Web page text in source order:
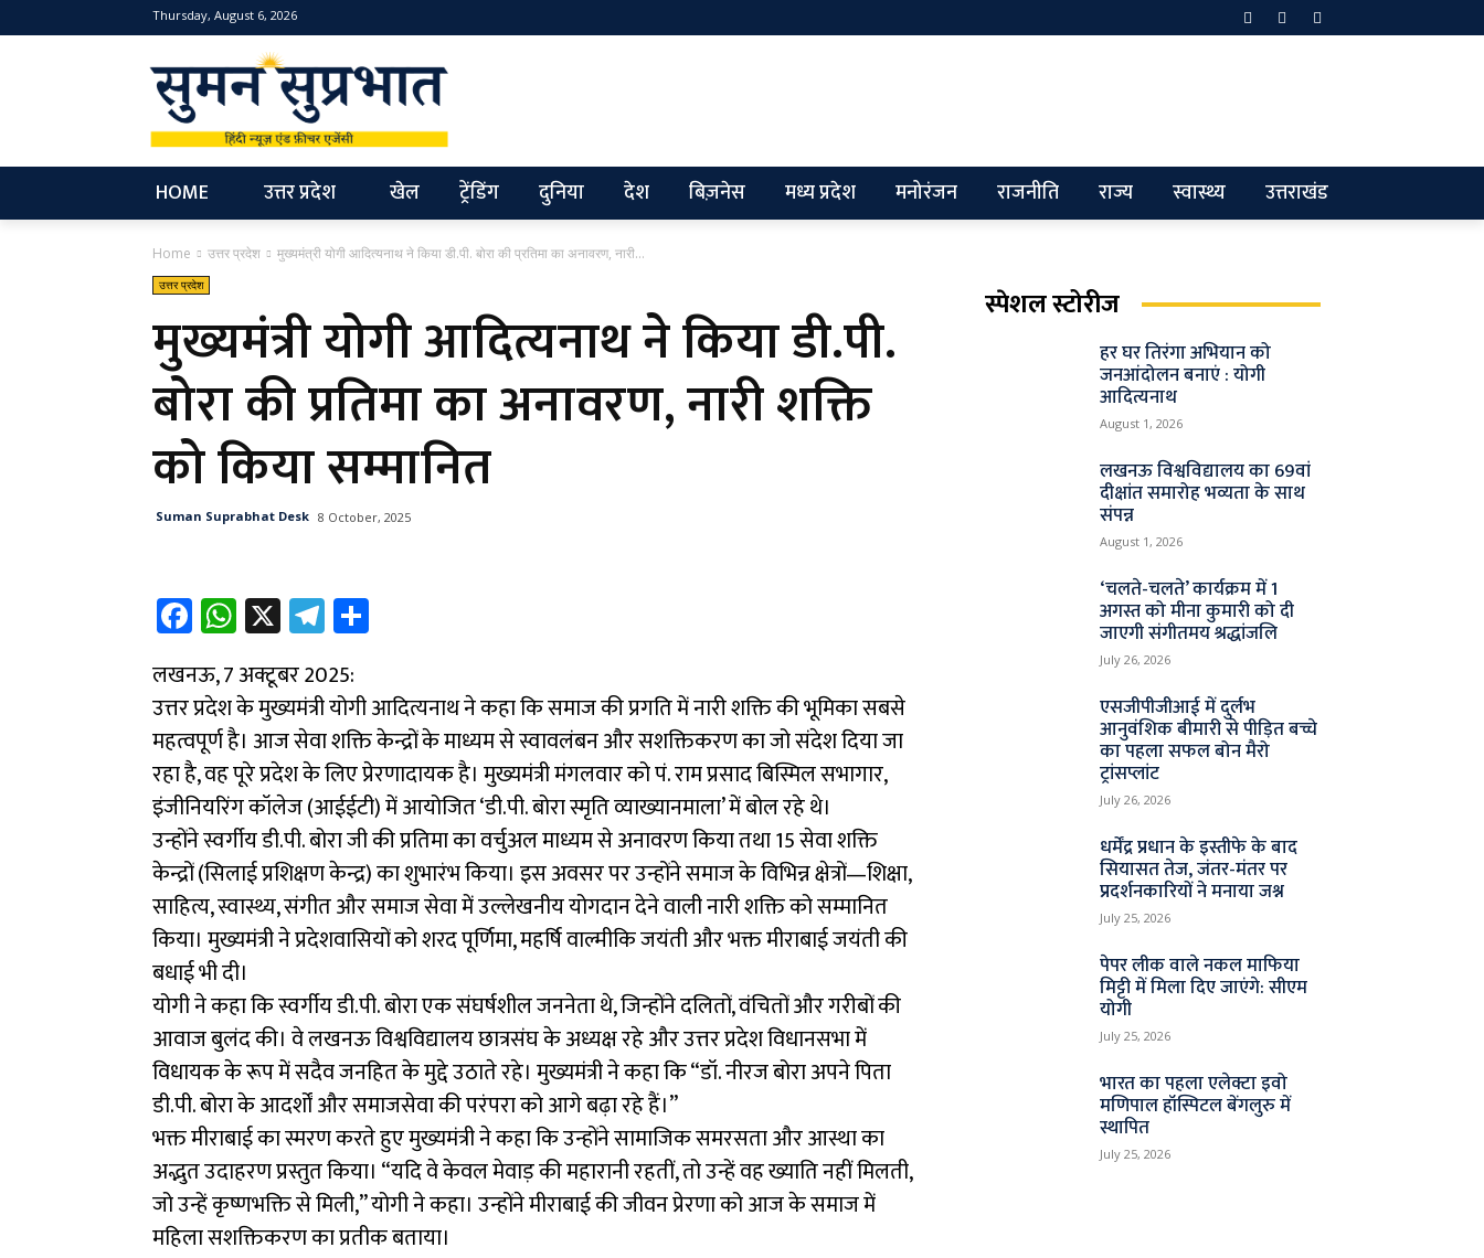
Thursday, August 6, 2026
HOME उत्तर प्रदेश खेल ट्रेंडिंग दुनिया देश बिज़नेस मध्य प्रदेश मनोरंजन राजनीति राज्य स्वास्थ्य उत्तराखंड
Home उत्तर प्रदेश मुख्यमंत्री योगी आदित्यनाथ ने किया डी.पी. बोरा की प्रतिमा का अनावरण, नारी...
उत्तर प्रदेश
मुख्यमंत्री योगी आदित्यनाथ ने किया डी.पी.
बोरा की प्रतिमा का अनावरण, नारी शक्ति
को किया सम्मानित
Suman Suprabhat Desk 8 October, 2025
Fa
ce
b
o
ok
W
h
at
sA
p
p
X Te
le
gr
a
m
e
लखनऊ, 7 अक्टूबर 2025:
उत्तर प्रदेश के मुख्यमंत्री योगी आदित्यनाथ ने कहा कि समाज की प्रगति में नारी शक्ति की भूमिका सबसे
महत्वपूर्ण है। आज सेवा शक्ति केन्द्रों के माध्यम से स्वावलंबन और सशक्तिकरण का जो संदेश दिया जा
रहा है, वह पूरे प्रदेश के लिए प्रेरणादायक है। मुख्यमंत्री मंगलवार को पं. राम प्रसाद बिस्मिल सभागार,
इंजीनियरिंग कॉलेज (आईईटी) में आयोजित ‘डी.पी. बोरा स्मृति व्याख्यानमाला’ में बोल रहे थे।
उन्होंने स्वर्गीय डी.पी. बोरा जी की प्रतिमा का वर्चुअल माध्यम से अनावरण किया तथा 15 सेवा शक्ति
केन्द्रों (सिलाई प्रशिक्षण केन्द्र) का शुभारंभ किया। इस अवसर पर उन्होंने समाज के विभिन्न क्षेत्रों—शिक्षा,
साहित्य, स्वास्थ्य, संगीत और समाज सेवा में उल्लेखनीय योगदान देने वाली नारी शक्ति को सम्मानित
किया। मुख्यमंत्री ने प्रदेशवासियों को शरद पूर्णिमा, महर्षि वाल्मीकि जयंती और भक्त मीराबाई जयंती की
बधाई भी दी।
योगी ने कहा कि स्वर्गीय डी.पी. बोरा एक संघर्षशील जननेता थे, जिन्होंने दलितों, वंचितों और गरीबों की
आवाज बुलंद की। वे लखनऊ विश्वविद्यालय छात्रसंघ के अध्यक्ष रहे और उत्तर प्रदेश विधानसभा में
विधायक के रूप में सदैव जनहित के मुद्दे उठाते रहे। मुख्यमंत्री ने कहा कि “डॉ. नीरज बोरा अपने पिता
डी.पी. बोरा के आदर्शों और समाजसेवा की परंपरा को आगे बढ़ा रहे हैं।”
भक्त मीराबाई का स्मरण करते हुए मुख्यमंत्री ने कहा कि उन्होंने सामाजिक समरसता और आस्था का
अद्भुत उदाहरण प्रस्तुत किया। “यदि वे केवल मेवाड़ की महारानी रहतीं, तो उन्हें वह ख्याति नहीं मिलती,
जो उन्हें कृष्णभक्ति से मिली,” योगी ने कहा। उन्होंने मीराबाई की जीवन प्रेरणा को आज के समाज में
महिला सशक्तिकरण का प्रतीक बताया।
स्पेशल स्टोरीज
हर घर तिरंगा अभियान को
जनआंदोलन बनाएं : योगी
आदित्यनाथ
August 1, 2026
लखनऊ विश्वविद्यालय का 69वां
दीक्षांत समारोह भव्यता के साथ
संपन्न
August 1, 2026
‘चलते-चलते’ कार्यक्रम में 1
अगस्त को मीना कुमारी को दी
जाएगी संगीतमय श्रद्धांजलि
July 26, 2026
एसजीपीजीआई में दुर्लभ
आनुवंशिक बीमारी से पीड़ित बच्चे
का पहला सफल बोन मैरो
ट्रांसप्लांट
July 26, 2026
धर्मेंद्र प्रधान के इस्तीफे के बाद
सियासत तेज, जंतर-मंतर पर
प्रदर्शनकारियों ने मनाया जश्न
July 25, 2026
पेपर लीक वाले नकल माफिया
मिट्टी में मिला दिए जाएंगे: सीएम
योगी
July 25, 2026
भारत का पहला एलेक्टा इवो
मणिपाल हॉस्पिटल बेंगलुरु में
स्थापित
July 25, 2026